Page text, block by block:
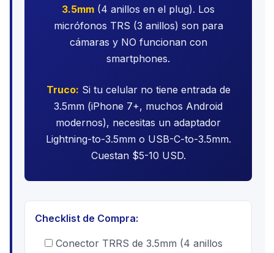
3.5mm (4 anillos en el plug). Los
micrófonos TRS (3 anillos) son para
cámaras y NO funcionan con
smartphones.
Truco: Si tu celular no tiene entrada de
3.5mm (iPhone 7+, muchos Android
modernos), necesitas un adaptador
Lightning-to-3.5mm o USB-C-to-3.5mm.
Cuestan $5-10 USD.
Checklist de Compra:
Conector TRRS de 3.5mm (4 anillos